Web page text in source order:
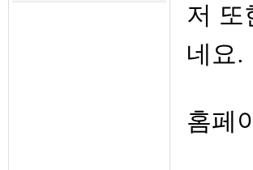
저 또
네요.
홈페